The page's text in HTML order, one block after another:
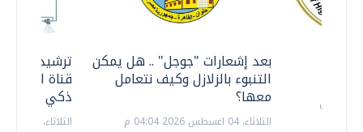
ترشيدا
قناة
ذكي
الثلاثاء، 14 يوليو 2026 06:11 م
بعد إشعارات "جوجل" .. هل يمكن
التنبوء بالزلازل وكيف نتعامل
معها؟
الثلاثاء، 04 اغسطس 2026 04:04 م